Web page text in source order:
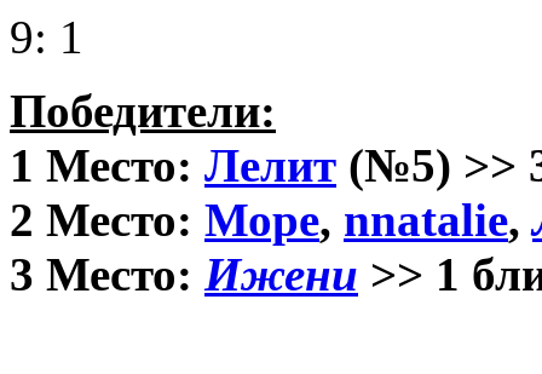
9: 1
Победители:
1 Место: Лелит (№5) >>
2 Место: Море, nnatalie,
3 Место: Ижени >> 1